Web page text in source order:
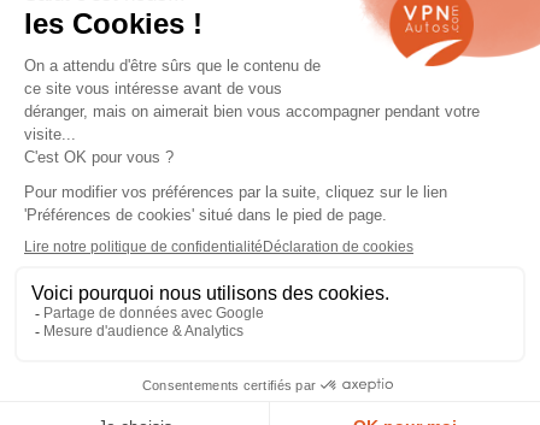
Navigation
Qui sommes-nous ?
Contactez-nous
VPN Autos Pro - Notre site de
voitures d'occasion pour
professionnels & marchands
Plan du site
Mentions légales
Rejoindre le réseau VPN Autos
Blog
Me connecter
Suivez-nous